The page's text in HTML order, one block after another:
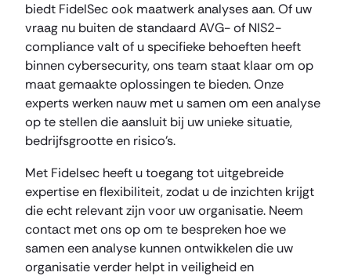
biedt FidelSec ook maatwerk analyses aan. Of uw
vraag nu buiten de standaard AVG- of NIS2-
compliance valt of u specifieke behoeften heeft
binnen cybersecurity, ons team staat klaar om op
maat gemaakte oplossingen te bieden. Onze
experts werken nauw met u samen om een analyse
op te stellen die aansluit bij uw unieke situatie,
bedrijfsgrootte en risico’s.
Met Fidelsec heeft u toegang tot uitgebreide
expertise en flexibiliteit, zodat u de inzichten krijgt
die echt relevant zijn voor uw organisatie. Neem
contact met ons op om te bespreken hoe we
samen een analyse kunnen ontwikkelen die uw
organisatie verder helpt in veiligheid en